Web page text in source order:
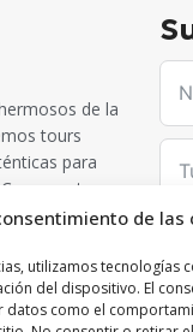
de las
utilizamos tecnologías
del dispositivo. El
como el
de la
tours
para
nosotros,
que contar. ©